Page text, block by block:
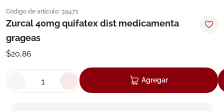
Código de artículo: 39471
Zurcal 40mg quifatex dist medicamenta
grageas
$20,86
Agregar
1. eucerin
3 .
cerave